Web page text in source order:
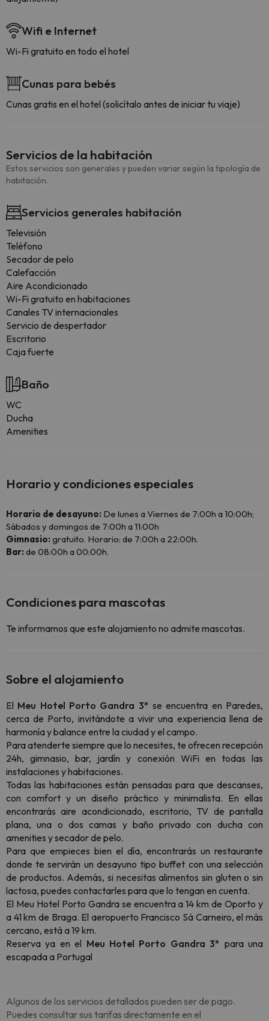
Wifi e Internet
Wi-Fi gratuito en todo el hotel
Cunas para bebés
Cunas gratis en el hotel (solicítalo antes de iniciar tu viaje)
Servicios de la habitación
Estos servicios son generales y pueden variar según la tipología de
habitación.
Servicios generales habitación
Televisión
Teléfono
Secador de pelo
Calefacción
Aire Acondicionado
Wi-Fi gratuito en habitaciones
Canales TV internacionales
Servicio de despertador
Escritorio
Caja fuerte
Baño
WC
Ducha
Amenities
Horario y condiciones especiales
Horario de desayuno: De lunes a Viernes de 7:00h a 10:00h;
Sábados y domingos de 7:00h a 11:00h
Gimnasio:gratuito. Horario: de 7:00h a 22:00h.
Bar:de 08:00h a 00:00h.
Condiciones para mascotas
Te informamos que este alojamiento no admite mascotas.
Sobre el alojamiento
El Meu Hotel Porto Gandra 3* se encuentra en Paredes,
cerca de Porto, invitándote a vivir una experiencia llena de
harmonía y balance entre la ciudad y el campo.
Para atenderte siempre que lo necesites, te ofrecen recepción
24h, gimnasio, bar, jardín y conexión WiFi en todas las
instalaciones y habitaciones.
Todas las habitaciones están pensadas para que descanses,
con comfort y un diseño práctico y minimalista. En ellas
encontrarás aire acondicionado, escritorio, TV de pantalla
plana, una o dos camas y baño privado con ducha con
amenities y secador de pelo.
Para que empieces bien el día, encontrarás un restaurante
donde te servirán un desayuno tipo buffet con una selección
de productos. Además, si necesitas alimentos sin gluten o sin
lactosa, puedes contactarles para que lo tengan en cuenta.
El Meu Hotel Porto Gandra se encuentra a 14 km de Oporto y
a 41 km de Braga. El aeropuerto Francisco Sá Carneiro, el más
cercano, está a 19 km.
Reserva ya en el Meu Hotel Porto Gandra 3* para una
escapada a Portugal
Algunos de los servicios detallados pueden ser de pago.
Puedes consultar sus tarifas directamente en el